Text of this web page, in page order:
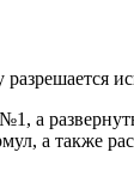
а
а также